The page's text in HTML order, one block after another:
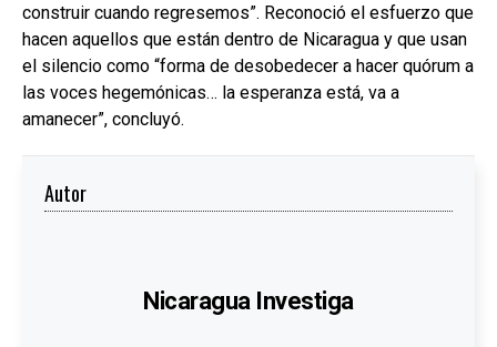
construir cuando regresemos”. Reconoció el esfuerzo que
hacen aquellos que están dentro de Nicaragua y que usan
el silencio como “forma de desobedecer a hacer quórum a
las voces hegemónicas… la esperanza está, va a
amanecer”, concluyó.
Autor
Nicaragua Investiga